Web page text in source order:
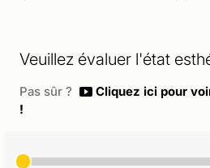
Veuillez évaluer l'état
Pas sûr ?
Cliquez ici pour
!